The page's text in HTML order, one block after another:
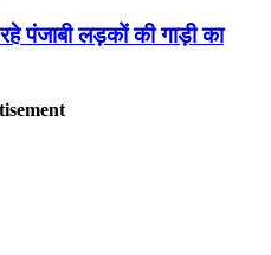
पंजाबी लड़कों की गाड़ी का